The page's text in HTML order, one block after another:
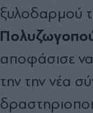
ξυλοδαρμού
αποφάσισε
την την νέα